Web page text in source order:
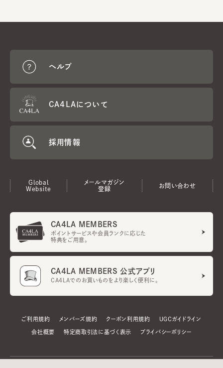
ヘルプ
CA4LAについて
採用情報
Global
Website
メールマガジン
登録
お問い合わせ
CA4LA MEMBERS
ポイントサービスや会員ランクに応じた
特典をご用意。
CA4LA MEMBERS 公式アプリ
CA4LAでのお買いものをより楽しく便利に。
ご利用規約 メンバーズ規約 クーポン利用規約 UGCガイドライン
会社概要 特定商取引法に基づく表示 プライバシーポリシー